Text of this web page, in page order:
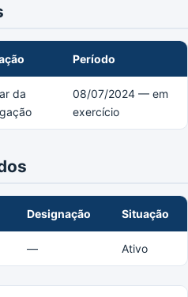
Período
da
08/07/2024 — em
exercício
Designação Situação
— Ativo